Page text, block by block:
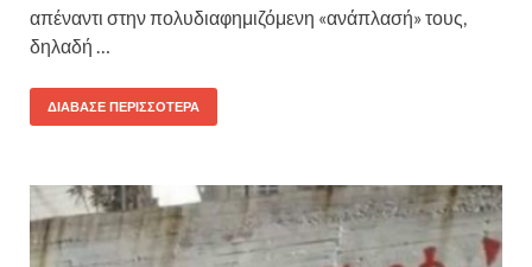
απέναντι στην πολυδιαφημιζόμενη «ανάπλασή» τους,
δηλαδή …
ΔΙΆΒΑΣΕ ΠΕΡΙΣΣΌΤΕΡΑ